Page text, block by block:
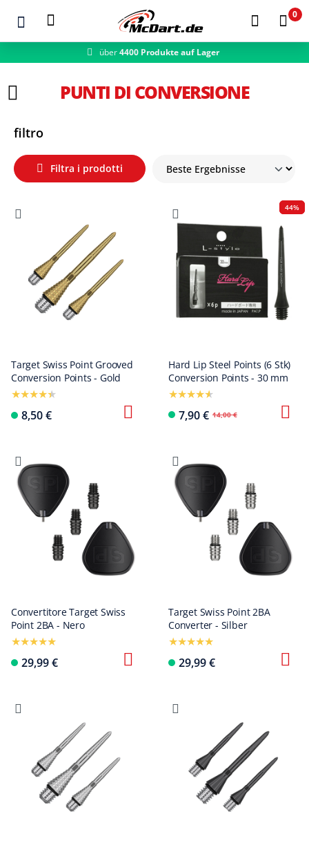
Zum Hauptinhalt springen
0
über4400 Produkte auf Lager
schneller Versand
PUNTI DI CONVERSIONE
filtro
Filtra i prodotti
Target Swiss Point Grooved
Conversion Points - Gold
8,50 €
44%
Hard Lip Steel Points (6 Stk)
Conversion Points - 30 mm
7,90 € 14,00 €
Convertitore Target Swiss
Point 2BA - Nero
29,99 €
Target Swiss Point 2BA
Converter - Silber
29,99 €